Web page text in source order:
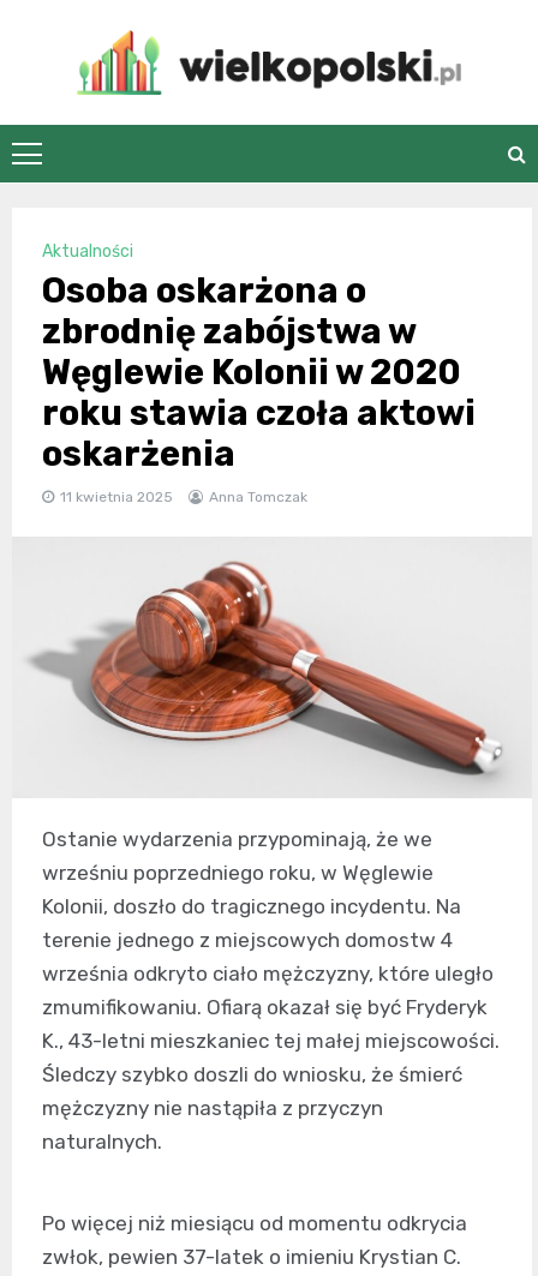
wielkopolski.pl
Aktualności
Osoba oskarżona o
zbrodnię zabójstwa w
Węglewie Kolonii w 2020
roku stawia czoła aktowi
oskarżenia
11 kwietnia 2025 Anna Tomczak
Ostanie wydarzenia przypominają, że we
wrześniu poprzedniego roku, w Węglewie
Kolonii, doszło do tragicznego incydentu. Na
terenie jednego z miejscowych domostw 4
września odkryto ciało mężczyzny, które uległo
zmumifikowaniu. Ofiarą okazał się być Fryderyk
K., 43-letni mieszkaniec tej małej miejscowości.
Śledczy szybko doszli do wniosku, że śmierć
mężczyzny nie nastąpiła z przyczyn
naturalnych.
Po więcej niż miesiącu od momentu odkrycia
zwłok, pewien 37-latek o imieniu Krystian C.